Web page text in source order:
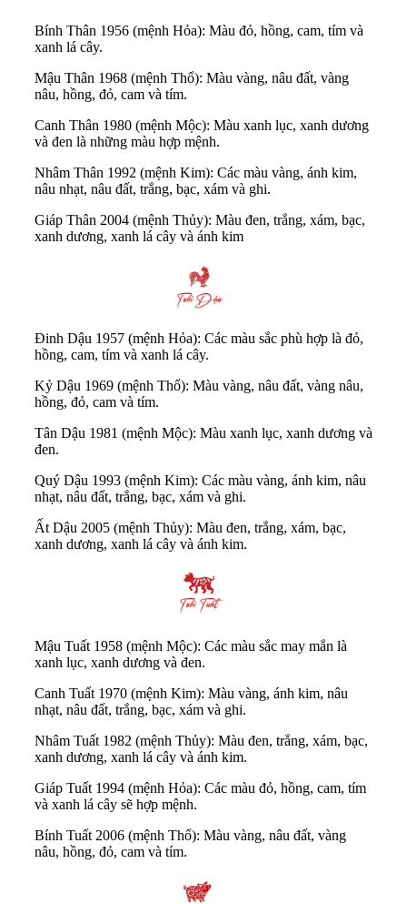
Bính Thân 1956 (mệnh Hỏa): Màu đỏ, hồng, cam, tím và
xanh lá cây.
Mậu Thân 1968 (mệnh Thổ): Màu vàng, nâu đất, vàng
nâu, hồng, đỏ, cam và tím.
Canh Thân 1980 (mệnh Mộc): Màu xanh lục, xanh dương
và đen là những màu hợp mệnh.
Nhâm Thân 1992 (mệnh Kim): Các màu vàng, ánh kim,
nâu nhạt, nâu đất, trắng, bạc, xám và ghi.
Giáp Thân 2004 (mệnh Thủy): Màu đen, trắng, xám, bạc,
xanh dương, xanh lá cây và ánh kim
Đinh Dậu 1957 (mệnh Hỏa): Các màu sắc phù hợp là đỏ,
hồng, cam, tím và xanh lá cây.
Kỷ Dậu 1969 (mệnh Thổ): Màu vàng, nâu đất, vàng nâu,
hồng, đỏ, cam và tím.
Tân Dậu 1981 (mệnh Mộc): Màu xanh lục, xanh dương và
đen.
Quý Dậu 1993 (mệnh Kim): Các màu vàng, ánh kim, nâu
nhạt, nâu đất, trắng, bạc, xám và ghi.
Ất Dậu 2005 (mệnh Thủy): Màu đen, trắng, xám, bạc,
xanh dương, xanh lá cây và ánh kim.
Mậu Tuất 1958 (mệnh Mộc): Các màu sắc may mắn là
xanh lục, xanh dương và đen.
Canh Tuất 1970 (mệnh Kim): Màu vàng, ánh kim, nâu
nhạt, nâu đất, trắng, bạc, xám và ghi.
Nhâm Tuất 1982 (mệnh Thủy): Màu đen, trắng, xám, bạc,
xanh dương, xanh lá cây và ánh kim.
Giáp Tuất 1994 (mệnh Hỏa): Các màu đỏ, hồng, cam, tím
và xanh lá cây sẽ hợp mệnh.
Bính Tuất 2006 (mệnh Thổ): Màu vàng, nâu đất, vàng
nâu, hồng, đỏ, cam và tím.